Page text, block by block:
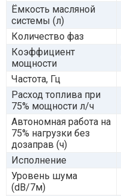
Ёмкость масляной
системы (л)
Количество фаз
Коэффициент
мощности
Частота, Гц
Расход топлива при
75% мощности л/ч
Автономная работа на
75% нагрузки без
дозаправ (ч)
Исполнение
Уровень шума
(dB/7м)